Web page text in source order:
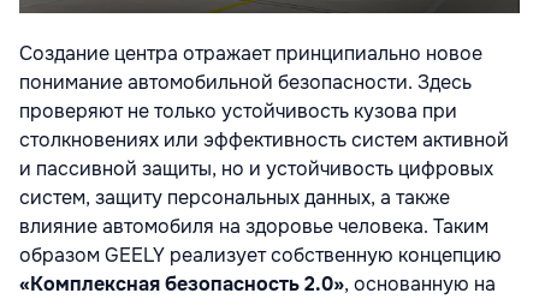
Создание центра отражает принципиально новое
понимание автомобильной безопасности. Здесь
проверяют не только устойчивость кузова при
столкновениях или эффективность систем активной
и пассивной защиты, но и устойчивость цифровых
систем, защиту персональных данных, а также
влияние автомобиля на здоровье человека. Таким
образом GEELY реализует собственную концепцию
«Комплексная безопасность 2.0», основанную на